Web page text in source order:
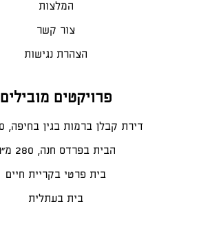
המלצות
צור קשר
הצהרת נגישות
פרויקטים מובילים
דירת קבלן ברמות בגין בחיפה, 130 מ"ר
הבית בפרדס חנה, 280 מ״ר
בית פרטי בקריית חיים
בית בעתלית